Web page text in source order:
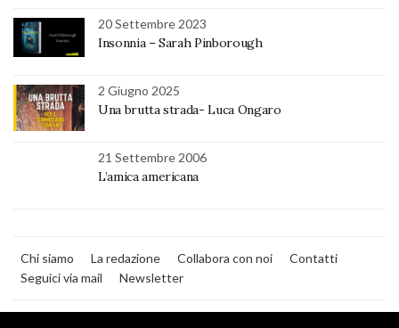
20 Settembre 2023
Insonnia – Sarah Pinborough
2 Giugno 2025
Una brutta strada- Luca Ongaro
21 Settembre 2006
L’amica americana
Chi siamo La redazione Collabora con noi
Contatti
Seguici via mail
Newsletter